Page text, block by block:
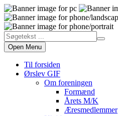
Open Menu
Til forsiden
Ørslev GIF
Om foreningen
Formænd
Årets M/K
Æresmedlemmer